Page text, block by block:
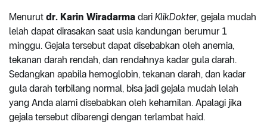
Menurut dr. Karin Wiradarma dari KlikDokter, gejala mudah
lelah dapat dirasakan saat usia kandungan berumur 1
minggu. Gejala tersebut dapat disebabkan oleh anemia,
tekanan darah rendah, dan rendahnya kadar gula darah.
Sedangkan apabila hemoglobin, tekanan darah, dan kadar
gula darah terbilang normal, bisa jadi gejala mudah lelah
yang Anda alami disebabkan oleh kehamilan. Apalagi jika
gejala tersebut dibarengi dengan terlambat haid.